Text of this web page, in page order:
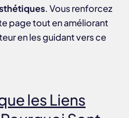
. Vous renforcez
page tout en améliorant
en les guidant vers ce
les Liens